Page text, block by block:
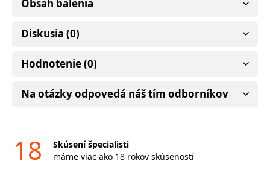
Obsah balenia
Diskusia (0)
Hodnotenie (0)
Na otázky odpovedá náš tím odborníkov
18
Skúsení špecialisti
máme viac ako 18 rokov skúseností